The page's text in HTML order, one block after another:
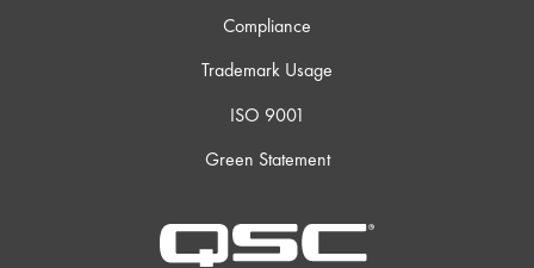
Compliance
Trademark Usage
ISO 9001
Green Statement